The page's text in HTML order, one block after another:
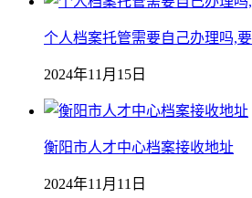
个人档案托管需要自己办理吗,
2024年11月15日
衡阳市人才中心档案接收地址
2024年11月11日